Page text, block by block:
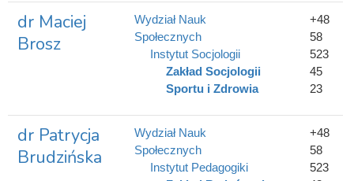
dr Maciej
Brosz
+48
58
523
45
23
Wydział Nauk
Społecznych
Instytut Socjologii
Zakład Socjologii
Sportu i Zdrowia
dr Patrycja
Brudzińska
+48
58
523
Wydział Nauk
Społecznych
Instytut Pedagogiki